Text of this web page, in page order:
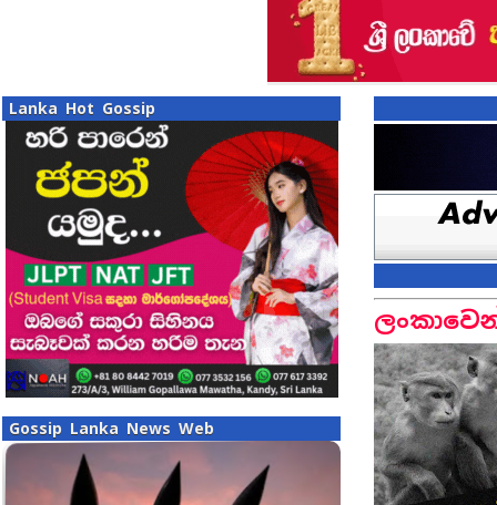
Lanka Hot Gossip
Gossip Lanka News Web